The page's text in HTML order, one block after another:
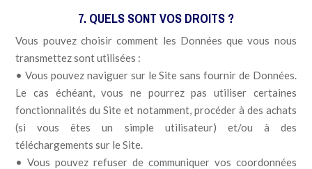
7. QUELS SONT VOS DROITS ?
Vous pouvez choisir comment les Données que vous nous
transmettez sont utilisées :
• Vous pouvez naviguer sur le Site sans fournir de Données.
Le cas échéant, vous ne pourrez pas utiliser certaines
fonctionnalités du Site et notamment, procéder à des achats
(si vous êtes un simple utilisateur) et/ou à des
téléchargements sur le Site.
• Vous pouvez refuser de communiquer vos coordonnées